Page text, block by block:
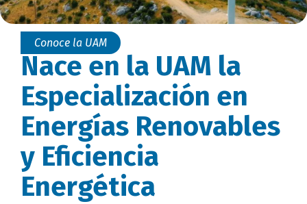
Conoce la UAM
Nace en la UAM la
Especialización en
Energías Renovables
y Eficiencia
Energética